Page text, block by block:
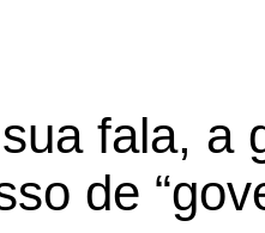
fala, a
de